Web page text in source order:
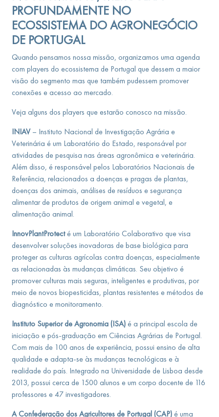
PROFUNDAMENTE NO
ECOSSISTEMA DO AGRONEGÓCIO
DE PORTUGAL
Quando pensamos nossa missão, organizamos uma agenda
com players do ecossistema de Portugal que dessem a maior
visão do segmento mas que também pudessem promover
conexões e acesso ao mercado.
Veja alguns dos players que estarão conosco na missão.
INIAV – Instituto Nacional de Investigação Agrária e
Veterinária é um Laboratório do Estado, responsável por
atividades de pesquisa nas áreas agronômica e veterinária.
Além disso, é responsável pelos Laboratórios Nacionais de
Referência, relacionados a doenças e pragas de plantas,
doenças dos animais, análises de resíduos e segurança
alimentar de produtos de origem animal e vegetal, e
alimentação animal.
InnovPlantProtecté um Laboratório Colaborativo que visa
desenvolver soluções inovadoras de base biológica para
proteger as culturas agrícolas contra doenças, especialmente
as relacionadas às mudanças climáticas. Seu objetivo é
promover culturas mais seguras, inteligentes e produtivas, por
meio de novos biopesticidas, plantas resistentes e métodos de
diagnóstico e monitoramento.
Instituto Superior de Agronomia (ISA) é a principal escola de
iniciação e pós-graduação em Ciências Agrárias de Portugal.
Com mais de 100 anos de experiência, possui ensino de alta
qualidade e adapta-se às mudanças tecnológicas e à
realidade do país. Integrado na Universidade de Lisboa desde
2013, possui cerca de 1500 alunos e um corpo docente de 116
professores e 47 investigadores.
A Confederação dos Agricultores de Portugal (CAP) é uma